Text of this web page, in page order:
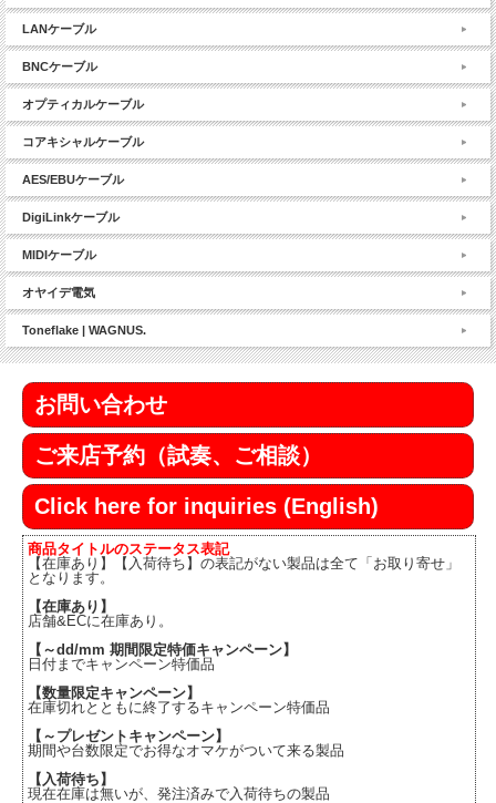
LANケーブル
BNCケーブル
オプティカルケーブル
コアキシャルケーブル
AES/EBUケーブル
DigiLinkケーブル
MIDIケーブル
オヤイデ電気
Toneflake | WAGNUS.
お問い合わせ
ご来店予約（試奏、ご相談）
Click here for inquiries (English)
商品タイトルのステータス表記
【在庫あり】【入荷待ち】の表記がない製品は全て「お取り寄せ」
となります。
【在庫あり】
店舗&ECに在庫あり。
【～dd/mm 期間限定特価キャンペーン】
日付までキャンペーン特価品
【数量限定キャンペーン】
在庫切れとともに終了するキャンペーン特価品
【～プレゼントキャンペーン】
期間や台数限定でお得なオマケがついて来る製品
【入荷待ち】
現在在庫は無いが、発注済みで入荷待ちの製品